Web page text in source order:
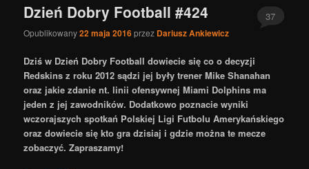
Dzień Dobry Football #424
Opublikowany22 maja 2016przez Dariusz Ankiewicz
37
Dziś w Dzień Dobry Football dowiecie się co o decyzji
Redskins z roku 2012 sądzi jej były trener Mike Shanahan
oraz jakie zdanie nt. linii ofensywnej Miami Dolphins ma
jeden z jej zawodników. Dodatkowo poznacie wyniki
wczorajszych spotkań Polskiej Ligi Futbolu Amerykańskiego
oraz dowiecie się kto gra dzisiaj i gdzie można te mecze
zobaczyć. Zapraszamy!